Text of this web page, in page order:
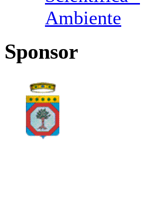
Ambiente
Sponsor